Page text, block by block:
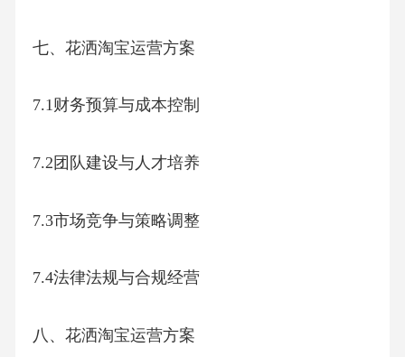
七、花洒淘宝运营方案
7.1财务预算与成本控制
7.2团队建设与人才培养
7.3市场竞争与策略调整
7.4法律法规与合规经营
八、花洒淘宝运营方案